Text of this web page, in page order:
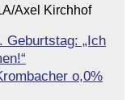
Axel Kirchhof
Geburtstag: „Ich
o,0%